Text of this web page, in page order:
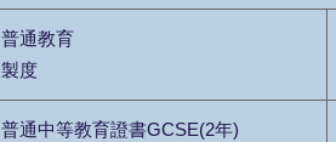
普通教育
製度
普通中等教育證書GCSE(2年)